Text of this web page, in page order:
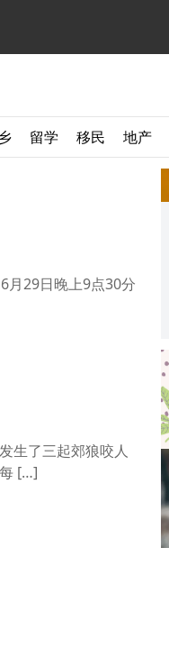
留学 移民 地产
月29日晚上9点30分
生了三起郊狼咬人
[…]